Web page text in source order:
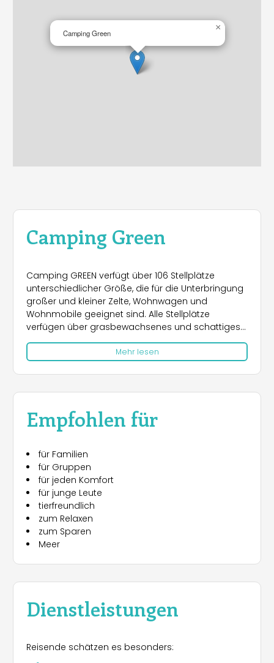
Camping Green
Camping GREEN verfügt über 106 Stellplätze
unterschiedlicher Größe, die für die Unterbringung
großer und kleiner Zelte, Wohnwagen und
Wohnmobile geeignet sind. Alle Stellplätze
verfügen über grasbewachsenes und schattiges
Gelände und sind mit einem 6A-Stromanschluss,
Parkplatz und WLAN-Abdeckung ausgestattet. Im
Innenbereich sind neben den zahlreichen
Stellplätzen auch verschiedene Wohnformen zu
finden: „MobilHome“ und „Green Apartment“. Den
Kostenlose Warmwasserduschen – Kostenloses
WLAN – Bar – Kinderspielplatz – Tischtennis –
Hundedusche – Camper-Service – Chemietoilette
– Barrierefreiheit. Es besteht auch die Möglichkeit,
Bettwäsche, Kuschelbabys, Fahrräder und einen
Kühl-/Gefrierschrank zu mieten. Weiterverkauf von
Gasflaschen
Mehr lesen
Empfohlen für
für Familien
für Gruppen
für jeden Komfort
für junge Leute
tierfreundlich
zum Relaxen
zum Sparen
Meer
Dienstleistungen
Reisende schätzen es besonders:
Camping Green
×